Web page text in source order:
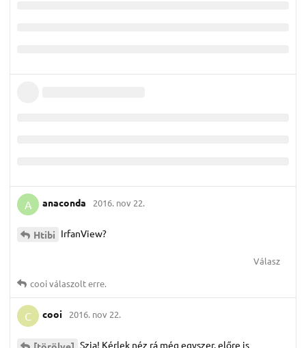
A anaconda 2016. nov 22.
Htibi IrfanView?
Válasz
cooiválaszolt erre.
C cooi 2016. nov 22.
Szia! Kérlek néz rá még egyszer, előre is